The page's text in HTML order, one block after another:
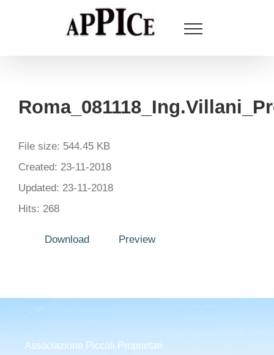
File size: 544.45 KB
Created: 23-11-2018
Updated: 23-11-2018
Hits: 268
Download Preview
Associazione Piccoli Proprietari